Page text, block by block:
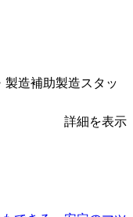
製造補助製造スタッ
詳細を表示